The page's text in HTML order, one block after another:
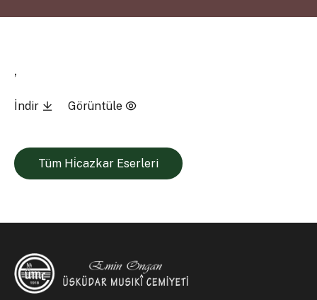
,
İndir Görüntüle
Tüm Hi̇cazkar Eserleri